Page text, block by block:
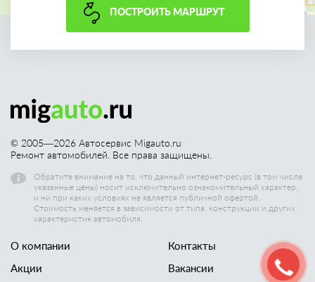
ПОСТРОИТЬ МАРШРУТ
© 2005—2026 Автосервис Migauto.ru
Ремонт автомобилей. Все права защищены.
Обратите внимание на то, что данный интернет-ресурс (в том числе
указанные цены) носит исключительно ознакомительный характер,
и ни при каких условиях не является публичной офертой.
Стоимость меняется в зависимости от типа, конструкции и других
характеристик автомобиля.
О компании
Акции
Контакты
Вакансии